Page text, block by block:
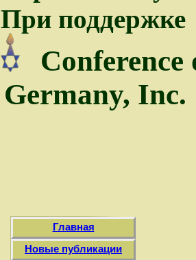
При поддержке
Germany, Inc.
Главная
Новые публикации